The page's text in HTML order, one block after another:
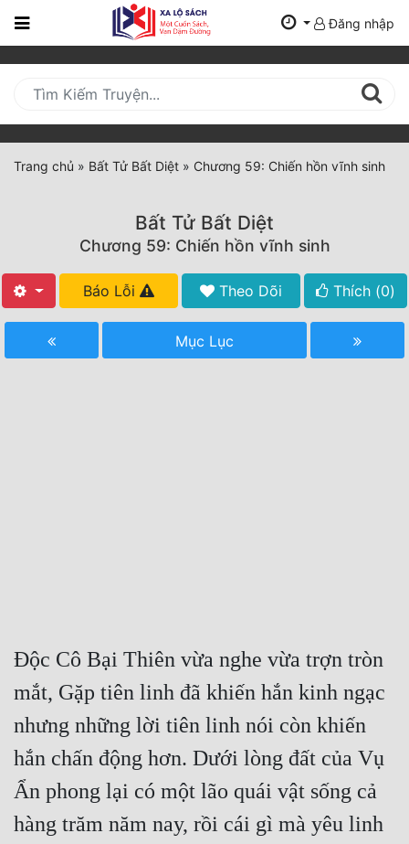
Trang
Mới
Cập
Nhật
(current)
Tất Cả
Xa Lộ Dịch
Cung Đấu
Cạnh Kỹ
Cổ Tiên Hiệp
Cổ Đại
Đăng nhập
Trang chủ » Bất Tử Bất Diệt » Chương 59: Chiến hồn vĩnh sinh
Bất Tử Bất Diệt
Chương 59: Chiến hồn vĩnh sinh
Báo Lỗi Theo Dõi Thích (0)
Mục Lục
Độc Cô Bại Thiên vừa nghe vừa trợn tròn
mắt, Gặp tiên linh đã khiến hắn kinh ngạc
nhưng những lời tiên linh nói còn khiến
hắn chấn động hơn. Dưới lòng đất của Vụ
Ẩn phong lại có một lão quái vật sống cả
hàng trăm năm nay, rồi cái gì mà yêu linh